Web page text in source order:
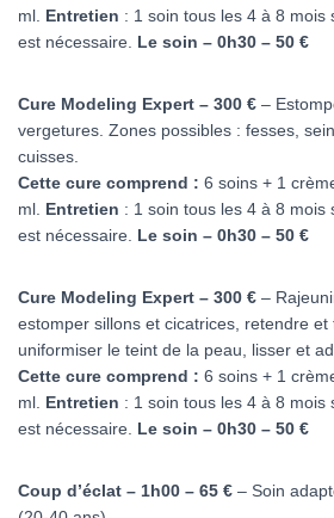
ml. Entretien : 1 soin tous les 4 à 8 mois
est nécessaire. Le soin – 0h30 – 50 €
Cure Modeling Expert – 300 € –
vergetures. Zones possibles : fesses,
cuisses.
Cette cure comprend : 6 soins + 1
ml. Entretien : 1 soin tous les 4 à 8 mois
est nécessaire. Le soin – 0h30 – 50 €
Cure Modeling Expert – 300 € –
estomper sillons et cicatrices, retendre et
uniformiser le teint de la peau, lisser et
Cette cure comprend : 6 soins + 1
ml. Entretien : 1 soin tous les 4 à 8 mois
est nécessaire. Le soin – 0h30 – 50 €
Coup d’éclat – 1h00 – 65 € – Soin